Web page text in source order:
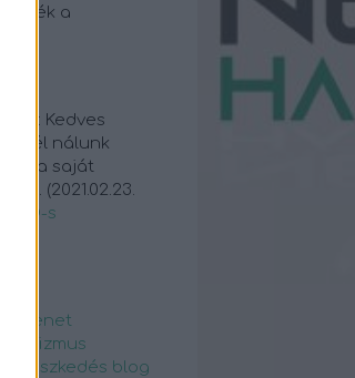
érték a
Kedves
nálunk
a saját
c... (2021.02.23.
s
autizmus
beilleszkedés blog